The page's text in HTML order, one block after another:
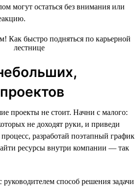
могут остаться без внимания или
проекты не стоит. Начни с малого:
не доходят руки, и приведи
разработай поэтапный график
ресурсы внутри компании — так
руководителем способ решения задачи